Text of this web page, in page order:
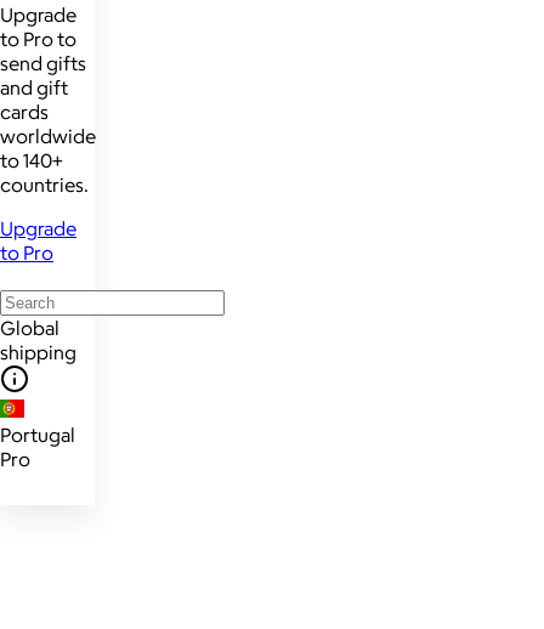
Upgrade
to Pro to
send gifts
and gift
cards
worldwide
to 140+
countries.
Upgrade
to Pro
Global
shipping
Portugal
Pro